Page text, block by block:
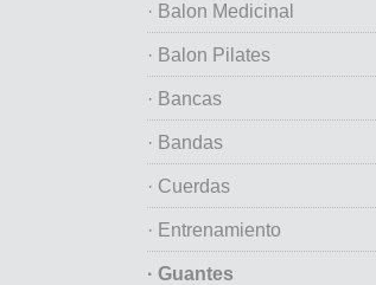
· Balon Medicinal
· Balon Pilates
· Bancas
· Bandas
· Cuerdas
· Entrenamiento
· Guantes